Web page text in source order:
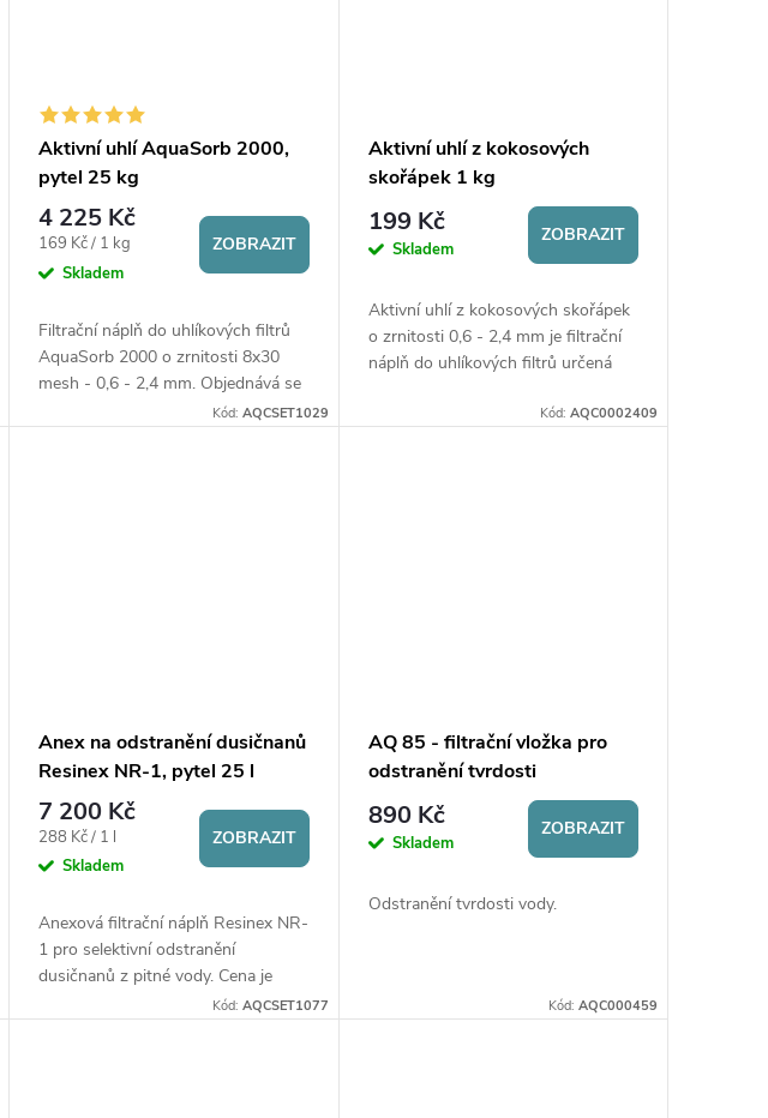
Aktivní uhlí AquaSorb 2000,
pytel 25 kg
4 225 Kč
Měrná
cena:
169 Kč / 1 kg
Skladem
ZOBRAZIT
Filtrační náplň do uhlíkových filtrů
AquaSorb 2000 o zrnitosti 8x30
mesh - 0,6 - 2,4 mm. Objednává se
po pytlích (25 kg = 51 l).Kód: AQCSET1029
Aktivní uhlí z kokosových
skořápek 1 kg
199 Kč
Skladem
ZOBRAZIT
Aktivní uhlí z kokosových skořápek
o zrnitosti 0,6 - 2,4 mm je filtrační
náplň do uhlíkových filtrů určená
Pomáhá odstraňovat chlor,...
Kód: AQC0002409
Anex na odstranění dusičnanů
Resinex NR-1, pytel 25 l
7 200 Kč
Měrná
cena:
288 Kč / 1 l
Skladem
ZOBRAZIT
Anexová filtrační náplň Resinex NR-
1 pro selektivní odstranění
dusičnanů z pitné vody. Cena je
288 Kč za 1 litr. Objednává se po
Kód: AQCSET1077
AQ 85 - filtrační vložka pro
odstranění tvrdosti
890 Kč
Skladem
ZOBRAZIT
Odstranění tvrdosti vody.
Kód: AQC000459